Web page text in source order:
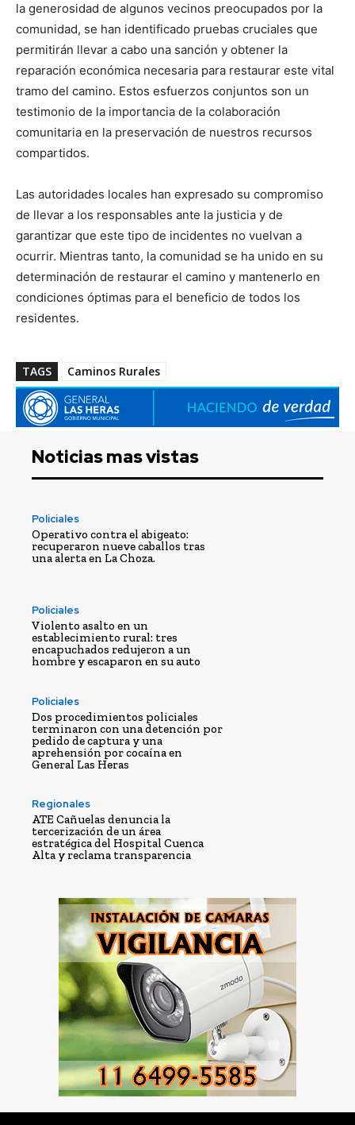
la generosidad de algunos vecinos preocupados por la
comunidad, se han identificado pruebas cruciales que
permitirán llevar a cabo una sanción y obtener la
reparación económica necesaria para restaurar este vital
tramo del camino. Estos esfuerzos conjuntos son un
testimonio de la importancia de la colaboración
comunitaria en la preservación de nuestros recursos
compartidos.
Las autoridades locales han expresado su compromiso
de llevar a los responsables ante la justicia y de
garantizar que este tipo de incidentes no vuelvan a
ocurrir. Mientras tanto, la comunidad se ha unido en su
determinación de restaurar el camino y mantenerlo en
condiciones óptimas para el beneficio de todos los
residentes.
TAGS Caminos Rurales
Noticias mas vistas
Policiales
Operativo contra el abigeato:
recuperaron nueve caballos tras
una alerta en La Choza.
Policiales
Violento asalto en un
establecimiento rural: tres
encapuchados redujeron a un
hombre y escaparon en su auto
Policiales
Dos procedimientos policiales
terminaron con una detención por
pedido de captura y una
aprehensión por cocaína en
General Las Heras
Regionales
ATE Cañuelas denuncia la
tercerización de un área
estratégica del Hospital Cuenca
Alta y reclama transparencia